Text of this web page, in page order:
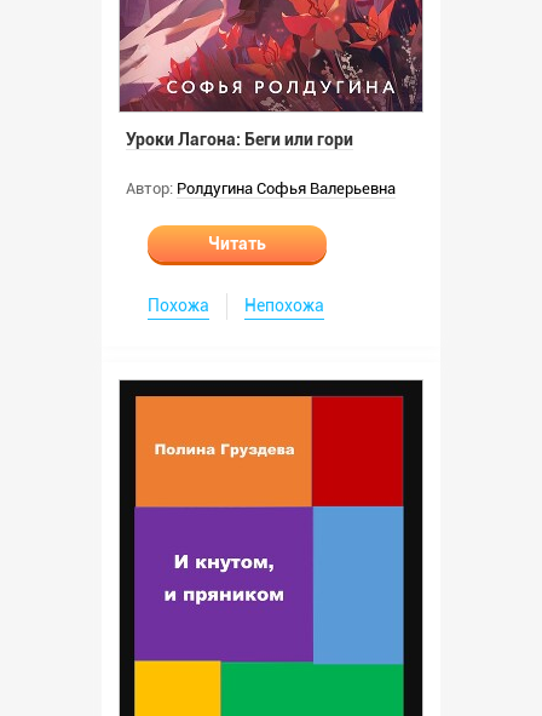
Уроки Лагона: Беги или гори
Автор: Ролдугина Софья Валерьевна
Читать
Похожа Непохожа